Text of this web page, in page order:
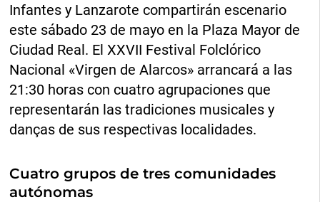
Infantes y Lanzarote compartirán escenario
este sábado 23 de mayo en la Plaza Mayor de
Ciudad Real. El XXVII Festival Folclórico
Nacional «Virgen de Alarcos» arrancará a las
21:30 horas con cuatro agrupaciones que
representarán las tradiciones musicales y
danças de sus respectivas localidades.
Cuatro grupos de tres comunidades
autónomas